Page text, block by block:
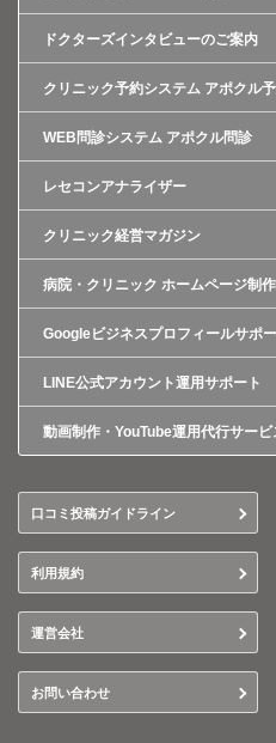
ドクターズインタビューのご案内
クリニック予約システム アポクル
WEB問診システム アポクル問診
レセコンアナライザー
クリニック経営マガジン
病院・クリニック ホームページ制作
Googleビジネスプロフィールサポ
LINE公式アカウント運用サポート
動画制作・YouTube運用代行サー
口コミ投稿ガイドライン
利用規約
運営会社
お問い合わせ